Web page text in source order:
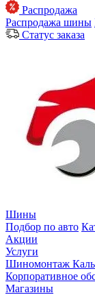
Распродажа
Распродажа шины
Статус заказа
Шины
Подбор по авто
Акции
Услуги
Шиномонтаж
Корпоративное
Магазины